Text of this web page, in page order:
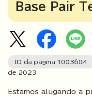
Base Pair
ID da página 1003684
de 2023
Estamos alugando a